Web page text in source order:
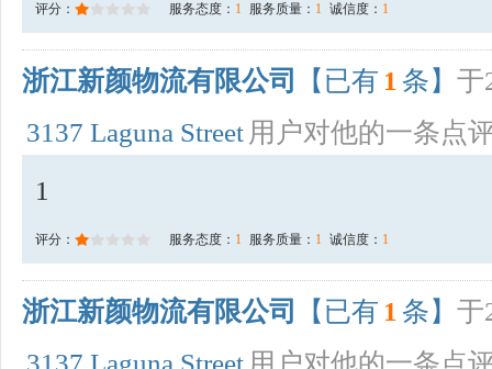
评分： 服务态度： 1 服务质量： 1 诚信度： 1
浙江新颜物流有限公司 【已有 1 条】 于
3137 Laguna Street 用户对他的一条点
1
评分： 服务态度： 1 服务质量： 1 诚信度： 1
浙江新颜物流有限公司 【已有 1 条】 于
3137 Laguna Street 用户对他的一条点